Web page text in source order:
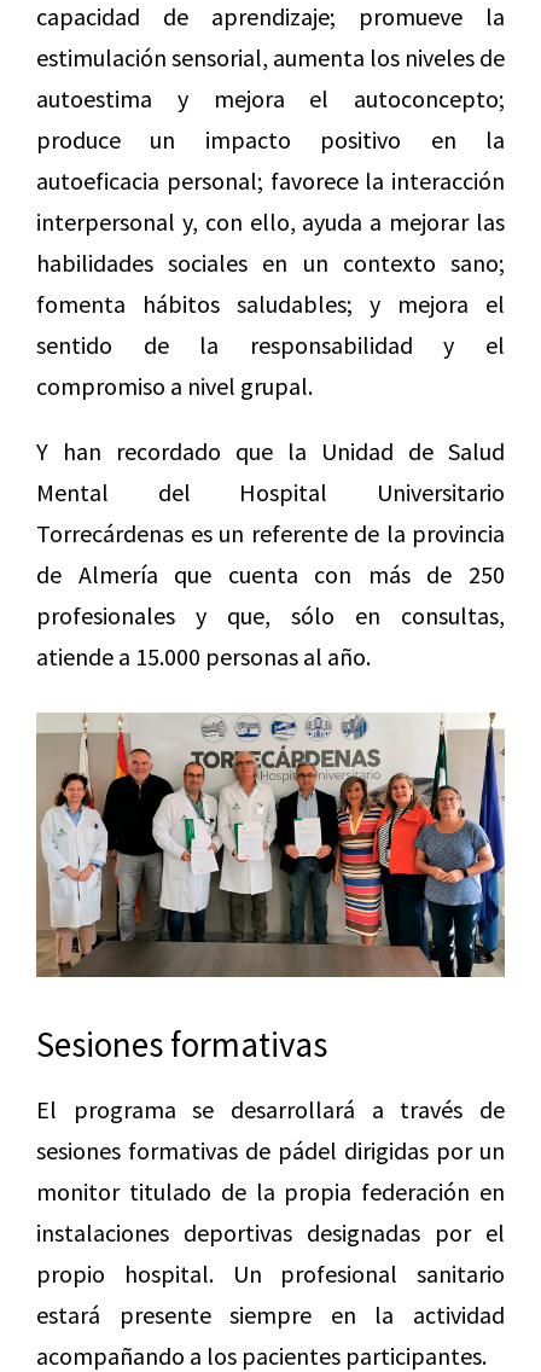
capacidad de aprendizaje; promueve la
estimulación sensorial, aumenta los niveles de
autoestima y mejora el autoconcepto;
produce un impacto positivo en la
autoeficacia personal; favorece la interacción
interpersonal y, con ello, ayuda a mejorar las
habilidades sociales en un contexto sano;
fomenta hábitos saludables; y mejora el
sentido de la responsabilidad y el
compromiso a nivel grupal.
Y han recordado que la Unidad de Salud
Mental del Hospital Universitario
Torrecárdenas es un referente de la provincia
de Almería que cuenta con más de 250
profesionales y que, sólo en consultas,
atiende a 15.000 personas al año.
Sesiones formativas
El programa se desarrollará a través de
sesiones formativas de pádel dirigidas por un
monitor titulado de la propia federación en
instalaciones deportivas designadas por el
propio hospital. Un profesional sanitario
estará presente siempre en la actividad
acompañando a los pacientes participantes.